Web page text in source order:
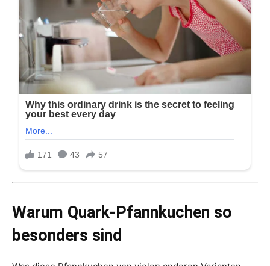
Warum Quark-Pfannkuchen so
besonders sind